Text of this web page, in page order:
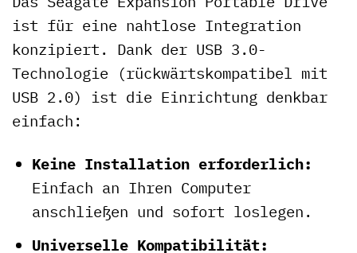
ist für eine nahtlose Integration
konzipiert. Dank der USB 3.0-
Technologie (rückwärtskompatibel mit
USB 2.0) ist die Einrichtung denkbar
einfach:
Keine Installation erforderlich:
Einfach an Ihren Computer
anschließen und sofort loslegen.
Universelle Kompatibilität: